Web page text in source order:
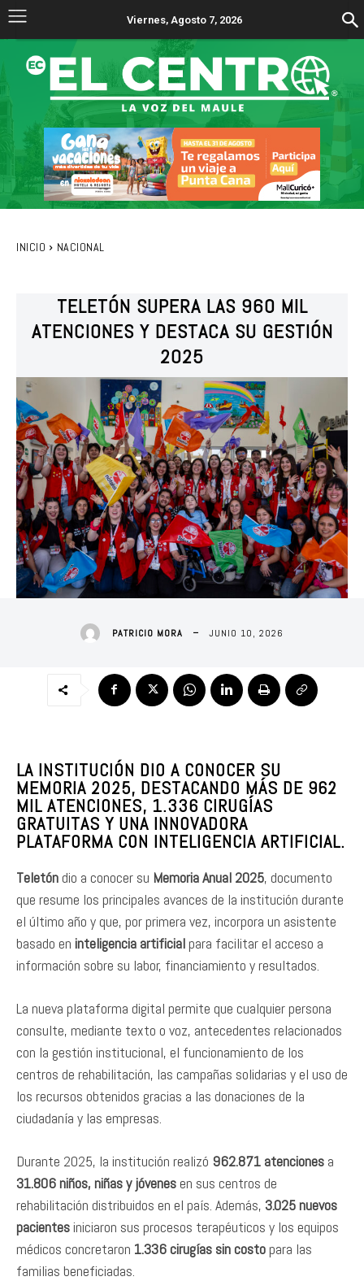
Viernes, Agosto 7, 2026
INICIO NACIONAL
TELETÓN SUPERA LAS 960 MIL
ATENCIONES Y DESTACA SU GESTIÓN
2025
PATRICIO MORA JUNIO 10, 2026
LA INSTITUCIÓN DIO A CONOCER SU
MEMORIA 2025, DESTACANDO MÁS DE 962
MIL ATENCIONES, 1.336 CIRUGÍAS
GRATUITAS Y UNA INNOVADORA
PLATAFORMA CON INTELIGENCIA ARTIFICIAL.
Teletóndio a conocer su Memoria Anual 2025, documento
que resume los principales avances de la institución durante
el último año y que, por primera vez, incorpora un asistente
basado en inteligencia artificialpara facilitar el acceso a
información sobre su labor, financiamiento y resultados.
La nueva plataforma digital permite que cualquier persona
consulte, mediante texto o voz, antecedentes relacionados
con la gestión institucional, el funcionamiento de los
centros de rehabilitación, las campañas solidarias y el uso de
los recursos obtenidos gracias a las donaciones de la
ciudadanía y las empresas.
Durante 2025, la institución realizó 962.871 atenciones a
31.806 niños, niñas y jóvenesen sus centros de
rehabilitación distribuidos en el país. Además, 3.025 nuevos
pacientesiniciaron sus procesos terapéuticos y los equipos
médicos concretaron 1.336 cirugías sin costopara las
familias beneficiadas.